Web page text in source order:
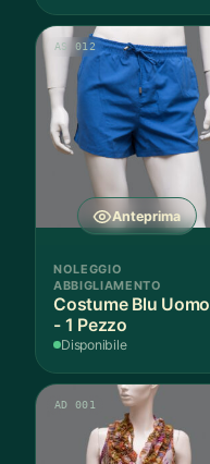
Anteprima
AS 012
NOLEGGIO
ABBIGLIAMENTO
Costume Blu Uomo
- 1 Pezzo
Disponibile
AD 001